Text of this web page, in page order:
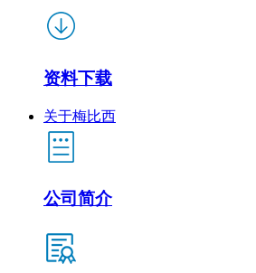
资料下载
关于梅比西
公司简介